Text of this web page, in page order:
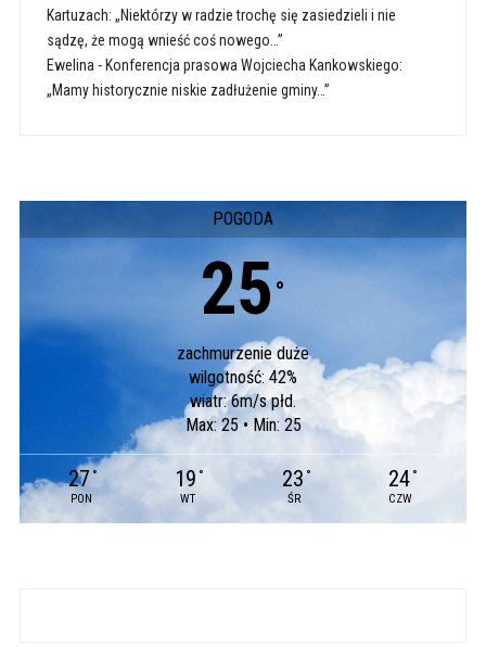
Kartuzach: „Niektórzy w radzie trochę się zasiedzieli i nie
sądzę, że mogą wnieść coś nowego…”
Ewelina - Konferencja prasowa Wojciecha Kankowskiego:
„Mamy historycznie niskie zadłużenie gminy…”
POGODA
25 °
zachmurzenie duże
wilgotność: 42%
wiatr: 6m/s płd.
Max: 25 • Min: 25
27 °
PON
19 °
WT
23 °
ŚR
24 °
CZW